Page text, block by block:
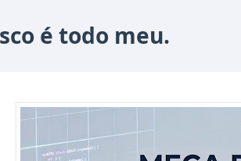
é todo meu.